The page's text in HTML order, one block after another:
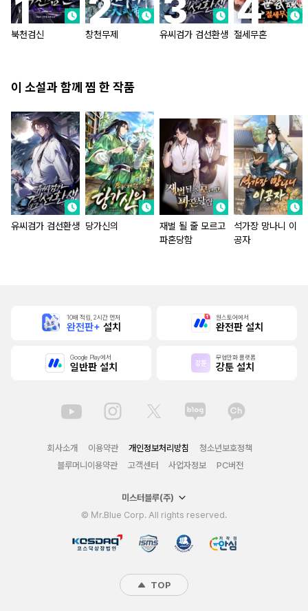
북천검신 창천무제 유씨검가 검선환생 절세무혼
이 소설과 함께 찜 한 작품
유씨검가 검선환생 당가신의
재벌 될 줄 모르고
파혼당함
석가장 망나니 이
공자
10배 적립, 2시간 먼저
완전판+ 설치
원스토어에서
완전판 설치
Google Play에서
일반판 설치
무협만화 플랫폼
강툰 설치
회사소개 이용약관 개인정보처리방침
청소년보호정책
블루머니이용약관
고객센터 사업자정보 PC버전
미스터블루(주)
© Mr.Blue Corp. All rights reserved.
TOP